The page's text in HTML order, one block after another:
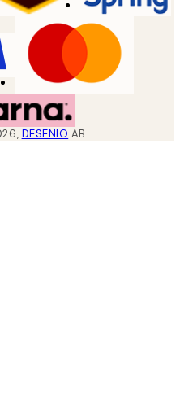
, DESENIO AB